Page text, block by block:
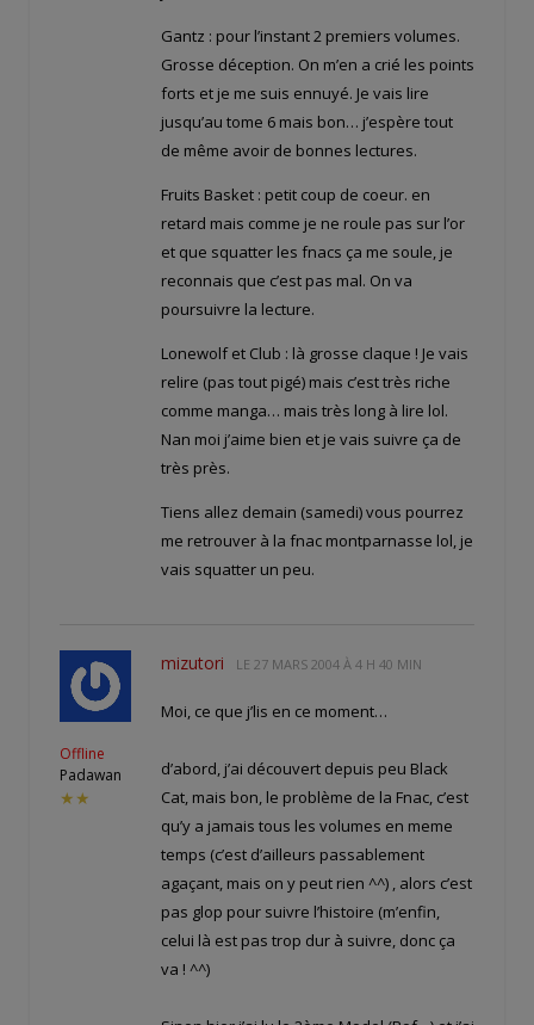
Gantz : pour l’instant 2 premiers volumes.
Grosse déception. On m’en a crié les points
forts et je me suis ennuyé. Je vais lire
jusqu’au tome 6 mais bon… j’espère tout
de même avoir de bonnes lectures.
Fruits Basket : petit coup de coeur. en
retard mais comme je ne roule pas sur l’or
et que squatter les fnacs ça me soule, je
reconnais que c’est pas mal. On va
poursuivre la lecture.
Lonewolf et Club : là grosse claque ! Je vais
relire (pas tout pigé) mais c’est très riche
comme manga… mais très long à lire lol.
Nan moi j’aime bien et je vais suivre ça de
très près.
Tiens allez demain (samedi) vous pourrez
me retrouver à la fnac montparnasse lol, je
vais squatter un peu.
Offline
Padawan
★★
mizutori LE 27 MARS 2004 À 4 H 40 MIN
Moi, ce que j’lis en ce moment…
d’abord, j’ai découvert depuis peu Black
Cat, mais bon, le problème de la Fnac, c’est
qu’y a jamais tous les volumes en meme
temps (c’est d’ailleurs passablement
agaçant, mais on y peut rien ^^) , alors c’est
pas glop pour suivre l’histoire (m’enfin,
celui là est pas trop dur à suivre, donc ça
va ! ^^)